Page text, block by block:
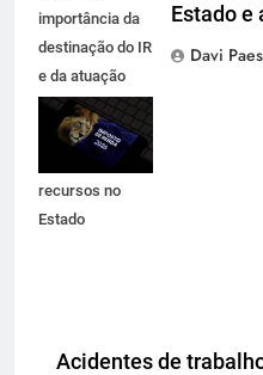
importância da
destinação do IR
e da atuação
técnica que
garante
permanência de
recursos no
Estado
Estado e
Davi
Acidentes de